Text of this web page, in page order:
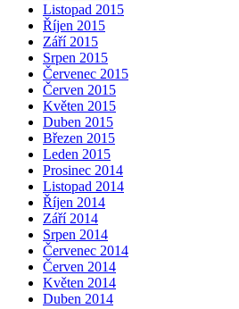
Listopad 2015
Říjen 2015
Září 2015
Srpen 2015
Červenec 2015
Červen 2015
Květen 2015
Duben 2015
Březen 2015
Leden 2015
Prosinec 2014
Listopad 2014
Říjen 2014
Září 2014
Srpen 2014
Červenec 2014
Červen 2014
Květen 2014
Duben 2014